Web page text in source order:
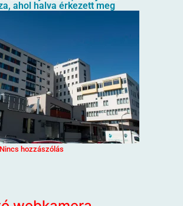
ahol halva érkezett meg
Nincs hozzászólás